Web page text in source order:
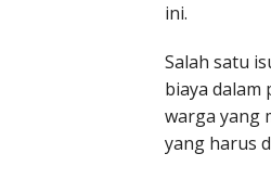
ini.
Salah satu
biaya dalam
warga yang
yang harus